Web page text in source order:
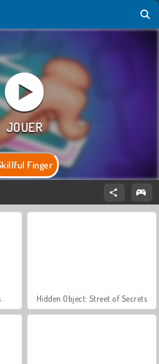
Finger
Hidden Object: Street of Secrets